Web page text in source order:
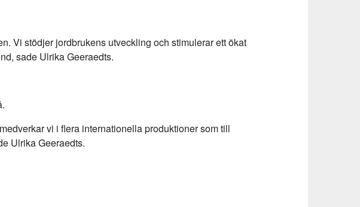
Vi stödjer jordbrukens utveckling och stimulerar ett ökat
sade Ulrika Geeraedts.
vi i flera internationella produktioner som till
Ulrika Geeraedts.